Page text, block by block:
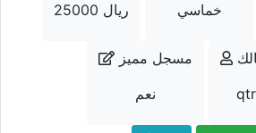
25000 ريال
خماسي
مسجل مميز
نعم